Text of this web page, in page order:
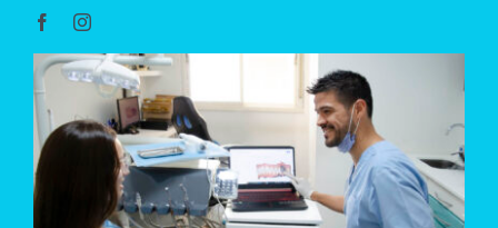
Ortodoncia
Endodoncia